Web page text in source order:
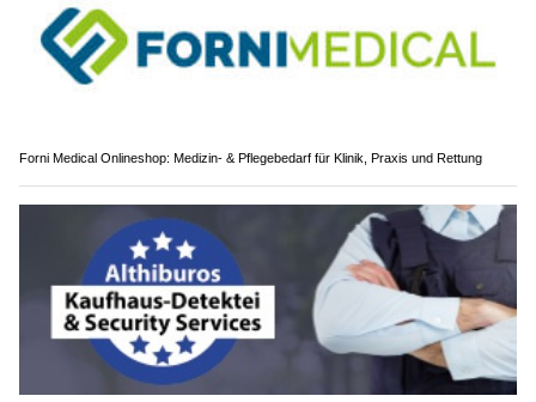
Forni Medical Onlineshop: Medizin- & Pflegebedarf für Klinik, Praxis und Rettung